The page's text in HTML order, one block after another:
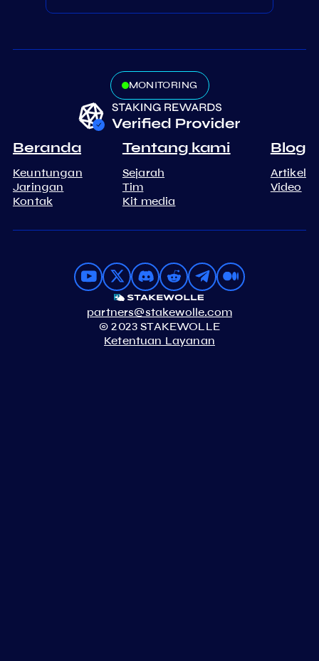
MONITORING
Beranda
Keuntungan
Jaringan
Kontak
Tentang kami
Sejarah
Tim
Kit media
Blog
Artikel
Video
partners@stakewolle.com
© 2023 STAKEWOLLE
Ketentuan Layanan